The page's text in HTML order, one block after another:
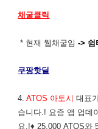
채굴클릭
* 현재 웹채굴임 -> 쉼
쿠팡핫딜
4.ATOS 아토시 대표
습니다.! 요즘 앱 업데
요.!♦ 25,000 ATOS와